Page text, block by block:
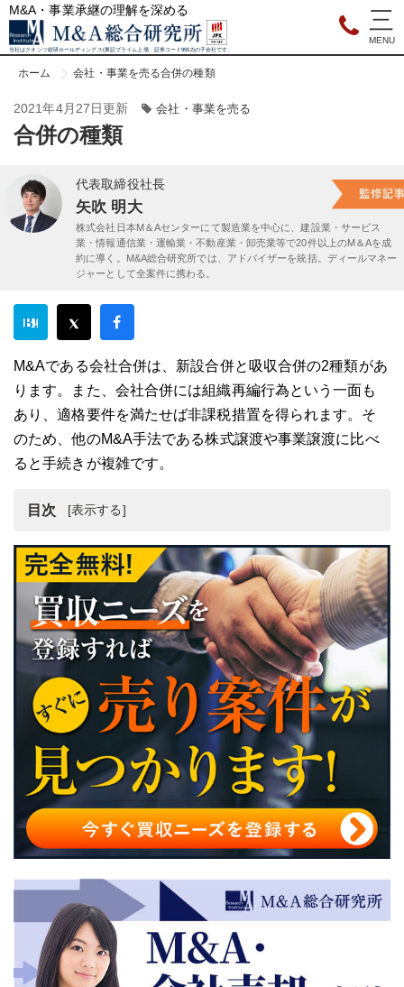
M&A・事業承継の理解を深める
当社はクオンツ総研ホールディングス(東証プライム上場、証券コード9552)の子会社です。
ホーム 会社・事業を売る合併の種類
2021年4月27日更新 会社・事業を売る
合併の種類
代表取締役社長
矢吹 明大
株式会社日本M＆Aセンターにて製造業を中心に、建設業・サービス
業・情報通信業・運輸業・不動産業・卸売業等で20件以上のM＆Aを成
約に導く。M&A総合研究所では、アドバイザーを統括。ディールマネー
ジャーとして全案件に携わる。
M&Aである会社合併は、新設合併と吸収合併の2種類があ
ります。また、会社合併には組織再編行為という一面も
あり、適格要件を満たせば非課税措置を得られます。そ
のため、他のM&A手法である株式譲渡や事業譲渡に比べ
ると手続きが複雑です。
目次
M&Aにおける会社合併
会社合併とは
会社合併の種類：新設合併
会社合併の種類：吸収合併
まとめ